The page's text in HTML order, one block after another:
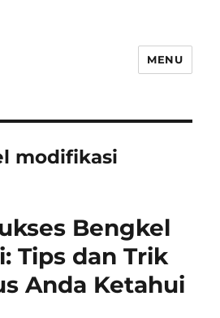
MENU
modifikasi
Bengkel
Tips dan Trik
Anda Ketahui